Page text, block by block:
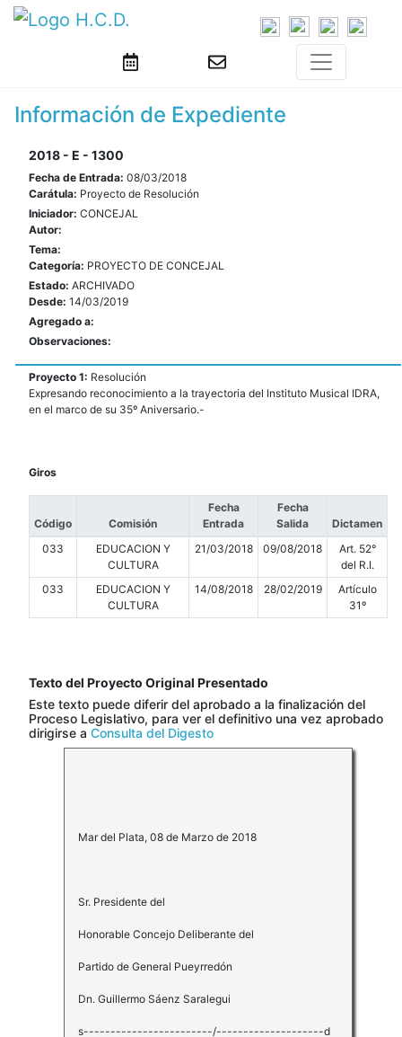
Información de Expediente
2018 - E - 1300
Fecha de Entrada: 08/03/2018
Carátula: Proyecto de Resolución
Iniciador: CONCEJAL
Autor:
Tema:
Categoría: PROYECTO DE CONCEJAL
Estado: ARCHIVADO
Desde: 14/03/2019
Agregado a:
Observaciones:
Proyecto 1: Resolución
Expresando reconocimiento a la trayectoria del Instituto Musical IDRA,
en el marco de su 35º Aniversario.-
Giros
Código Comisión
Fecha
Entrada
Fecha
Salida
Dictamen
033
EDUCACION Y
CULTURA
21/03/2018 09/08/2018
Art. 52°
del R.I.
033
EDUCACION Y
CULTURA
14/08/2018 28/02/2019
Artículo
31º
Texto del Proyecto Original Presentado
Este texto puede diferir del aprobado a la finalización del
Proceso Legislativo, para ver el definitivo una vez aprobado
dirigirse a Consulta del Digesto
Mar del Plata, 08 de Marzo de 2018
Sr. Presidente del
Honorable Concejo Deliberante del
Partido de General Pueyrredón
Dn. Guillermo Sáenz Saralegui
s------------------------/--------------------d